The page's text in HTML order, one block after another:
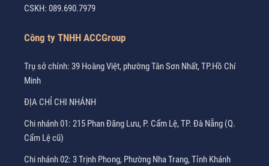
CSKH: 089.690.7979
Công ty TNHH ACCGroup
Trụ sở chính: 39 Hoàng Việt, phường Tân Sơn Nhất, TP.Hồ Chí
Minh
ĐỊA CHỈ CHI NHÁNH
Chi nhánh 01: 215 Phan Đăng Lưu, P. Cẩm Lệ, TP. Đà Nẵng (Q.
Cẩm Lệ cũ)
Chi nhánh 02: 3 Trịnh Phong, Phường Nha Trang, Tỉnh Khánh